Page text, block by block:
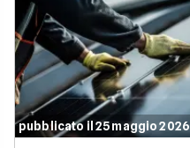
pubblicato il 25 maggio 2026